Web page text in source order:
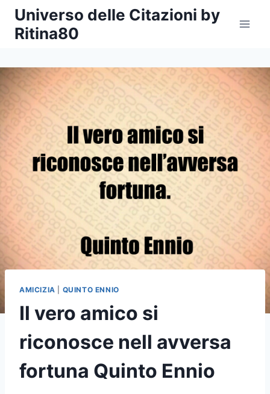
Salta
contenuto
Universo delle Citazioni by
Ritina80
AMICIZIA QUINTO ENNIO
Il vero amico si
riconosce nell avversa
fortuna Quinto Ennio